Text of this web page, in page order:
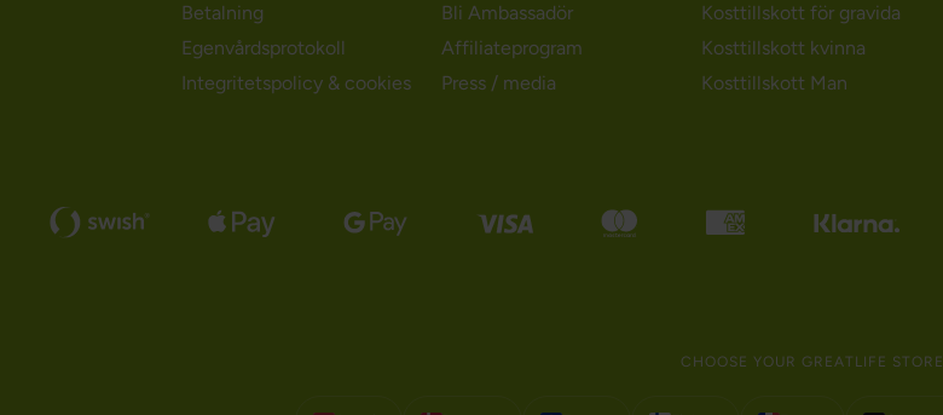
Betalning
Egenvårdsprotokoll
Integritetspolicy & cookies
Bli Ambassadör
Affiliateprogram
Press / media
Kosttillskott för gravida
Kosttillskott kvinna
Kosttillskott Man
CHOOSE YOUR GREATLIFE STORE